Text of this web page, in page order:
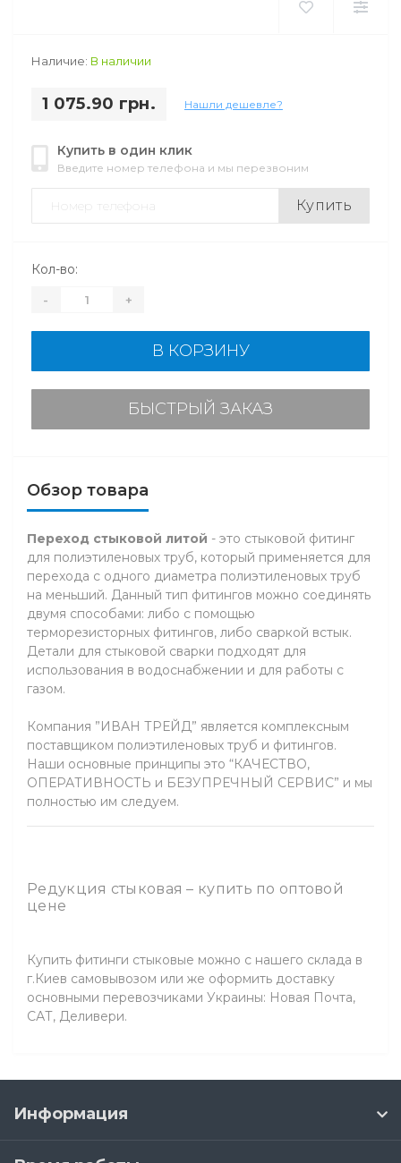
Наличие: В наличии
1 075.90 грн. Нашли дешевле?
Купить в один клик
Введите номер телефона и мы перезвоним
Купить
Кол-во:
- +
В КОРЗИНУ
БЫСТРЫЙ ЗАКАЗ
Обзор товара
Переход стыковой литой - это стыковой фитинг
для полиэтиленовых труб, который применяется для
перехода с одного диаметра полиэтиленовых труб
на меньший. Данный тип фитингов можно соединять
двумя способами: либо с помощью
терморезисторных фитингов, либо сваркой встык.
Детали для стыковой сварки подходят для
использования в водоснабжении и для работы с
газом.
Компания ”ИВАН ТРЕЙД” является комплексным
поставщиком полиэтиленовых труб и фитингов.
Наши основные принципы это “КАЧЕСТВО,
ОПЕРАТИВНОСТЬ и БЕЗУПРЕЧНЫЙ СЕРВИС” и мы
полностью им следуем.
Редукция стыковая – купить по оптовой
цене
Купить фитинги стыковые можно с нашего склада в
г.Киев самовывозом или же оформить доставку
основными перевозчиками Украины: Новая Почта,
САТ, Деливери.
Информация